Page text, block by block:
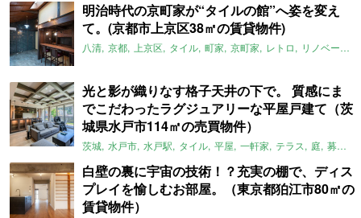
明治時代の京町家が“タイルの館”へ姿を変え
て。(京都市上京区38㎡の賃貸物件)
八清 京都 上京区 タイル 町家 京町家 レトロ リノベーション
光と影が織りなす格子天井の下で。 質感にま
でこだわったラグジュアリーな平屋戸建て（茨
城県水戸市114㎡の売買物件）
茨城 水戸市 水戸駅 タイル 平屋 一軒家 テラス 庭 募集中
白壁の裏に宇宙の技術！？充実の棚で、ディス
プレイを愉しむお部屋。（東京都狛江市80㎡の
賃貸物件）